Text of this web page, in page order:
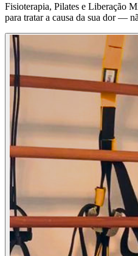
Fisioterapia, Pilates e Liberação
para tratar a causa da sua dor —